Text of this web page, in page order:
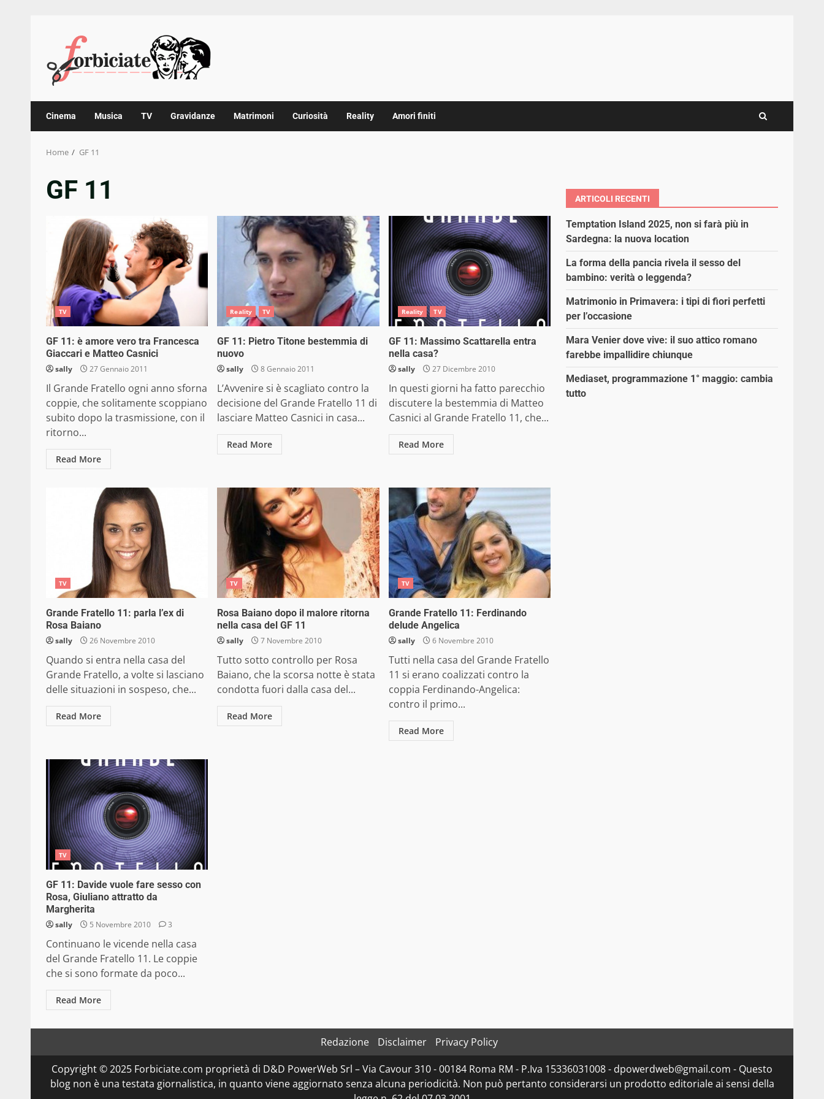
content
Cinema Musica TV Gravidanze Matrimoni Curiosità Reality Amori finiti
Home GF 11
GF 11
TV
GF 11: è amore vero tra Francesca
Giaccari e Matteo Casnici
sally 27 Gennaio 2011
Il Grande Fratello ogni anno sforna
coppie, che solitamente scoppiano
subito dopo la trasmissione, con il
ritorno...
Read More
Reality TV
GF 11: Pietro Titone bestemmia di
nuovo
sally 8 Gennaio 2011
L’Avvenire si è scagliato contro la
decisione del Grande Fratello 11 di
lasciare Matteo Casnici in casa...
Read More
Reality TV
GF 11: Massimo Scattarella entra
nella casa?
sally 27 Dicembre 2010
In questi giorni ha fatto parecchio
discutere la bestemmia di Matteo
Casnici al Grande Fratello 11, che...
Read More
TV
Grande Fratello 11: parla l’ex di
Rosa Baiano
sally 26 Novembre 2010
Quando si entra nella casa del
Grande Fratello, a volte si lasciano
delle situazioni in sospeso, che...
Read More
TV
Rosa Baiano dopo il malore ritorna
nella casa del GF 11
sally 7 Novembre 2010
Tutto sotto controllo per Rosa
Baiano, che la scorsa notte è stata
condotta fuori dalla casa del...
Read More
TV
Grande Fratello 11: Ferdinando
delude Angelica
sally 6 Novembre 2010
Tutti nella casa del Grande Fratello
11 si erano coalizzati contro la
coppia Ferdinando-Angelica:
contro il primo...
Read More
TV
GF 11: Davide vuole fare sesso con
Rosa, Giuliano attratto da
Margherita
sally 5 Novembre 2010 3
Continuano le vicende nella casa
del Grande Fratello 11. Le coppie
che si sono formate da poco...
Read More
ARTICOLI RECENTI
Temptation Island 2025, non si farà più in
Sardegna: la nuova location
La forma della pancia rivela il sesso del
bambino: verità o leggenda?
Matrimonio in Primavera: i tipi di fiori perfetti
per l’occasione
Mara Venier dove vive: il suo attico romano
farebbe impallidire chiunque
Mediaset, programmazione 1° maggio: cambia
tutto
Redazione Disclaimer
Privacy Policy
Copyright © 2025 Forbiciate.com proprietà di D&D PowerWeb Srl – Via Cavour 310 - 00184 Roma RM - P.Iva 15336031008 - dpowerdweb@gmail.com - Questo
blog non è una testata giornalistica, in quanto viene aggiornato senza alcuna periodicità. Non può pertanto considerarsi un prodotto editoriale ai sensi della